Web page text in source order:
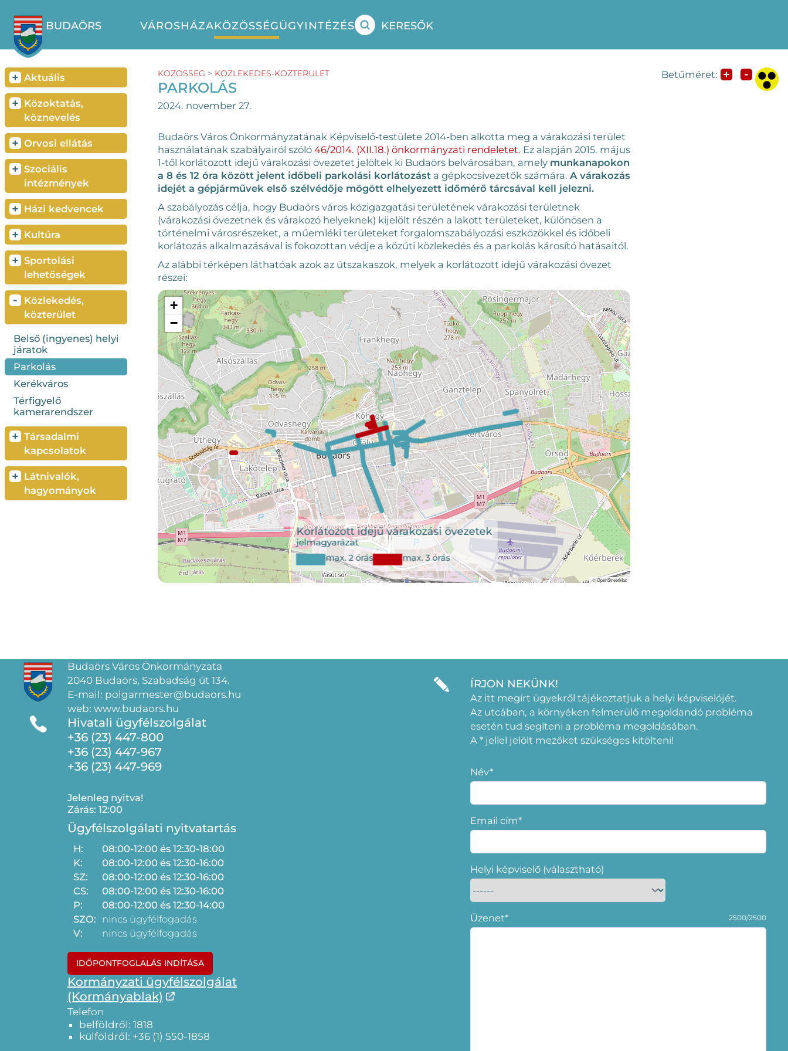
BUDAÖRS VÁROSHÁZAKÖZÖSSÉGÜGYINTÉZÉS KERESŐK
+ Aktuális
+ Közoktatás,
köznevelés
+ Orvosi ellátás
+ Szociális
intézmények
+ Házi kedvencek
+ Kultúra
+ Sportolási
lehetőségek
-
Közlekedés,
közterület
Belső (ingyenes) helyi
járatok
Parkolás
Kerékváros
Térfigyelő
kamerarendszer
+ Társadalmi
kapcsolatok
+ Látnivalók,
hagyományok
KOZOSSEG > KOZLEKEDES-KOZTERULET
PARKOLÁS
2024. november 27.
Budaörs Város Önkormányzatának Képviselő-testülete 2014-ben alkotta meg a várakozási terület
használatának szabályairól szóló 46/2014. (XII.18.) önkormányzati rendeletet. Ez alapján 2015. május
1-től korlátozott idejű várakozási övezetet jelöltek ki Budaörs belvárosában, amely munkanapokon
a 8 és 12 óra között jelent időbeli parkolási korlátozásta gépkocsivezetők számára. A várakozás
idejét a gépjárművek első szélvédője mögött elhelyezett időmérő tárcsával kell jelezni.
A szabályozás célja, hogy Budaörs város közigazgatási területének várakozási területnek
(várakozási övezetnek és várakozó helyeknek) kijelölt részén a lakott területeket, különösen a
történelmi városrészeket, a műemléki területeket forgalomszabályozási eszközökkel és időbeli
korlátozás alkalmazásával is fokozottan védje a közúti közlekedés és a parkolás károsító hatásaitól.
Az alábbi térképen láthatóak azok az útszakaszok, melyek a korlátozott idejű várakozási övezet
részei:
Betűméret: + -
Budaörs Város Önkormányzata
2040 Budaörs, Szabadság út 134.
E-mail: polgarmester@budaors.hu
web: www.budaors.hu
Hivatali ügyfélszolgálat
+36 (23) 447-800
+36 (23) 447-967
+36 (23) 447-969
Jelenleg nyitva!
Zárás: 12:00
Ügyfélszolgálati nyitvatartás
H:
08:00-12:00 és 12:30-18:00
K:
08:00-12:00 és 12:30-16:00
SZ:
08:00-12:00 és 12:30-16:00
CS:
08:00-12:00 és 12:30-16:00
P:
08:00-12:00 és 12:30-14:00
SZO: nincs ügyfélfogadás
V:
nincs ügyfélfogadás
IDŐPONTFOGLALÁS INDÍTÁSA
Kormányzati ügyfélszolgálat
(Kormányablak)
Telefon
belföldről: 1818
külföldről: +36 (1) 550-1858
ÍRJON NEKÜNK!
Az itt megírt ügyekről tájékoztatjuk a helyi képviselójét.
Az utcában, a környéken felmerülő megoldandó probléma
esetén tud segíteni a probléma megoldásában.
A * jellel jelölt mezőket szükséges kitölteni!
Név*
Email cím*
Helyi képviselő (választható)
Üzenet* 2500/2500